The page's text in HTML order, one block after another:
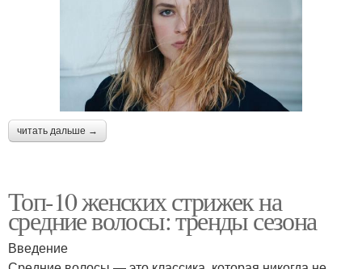
читать дальше →
Топ-10 женских стрижек на
средние волосы: тренды сезона
Введение